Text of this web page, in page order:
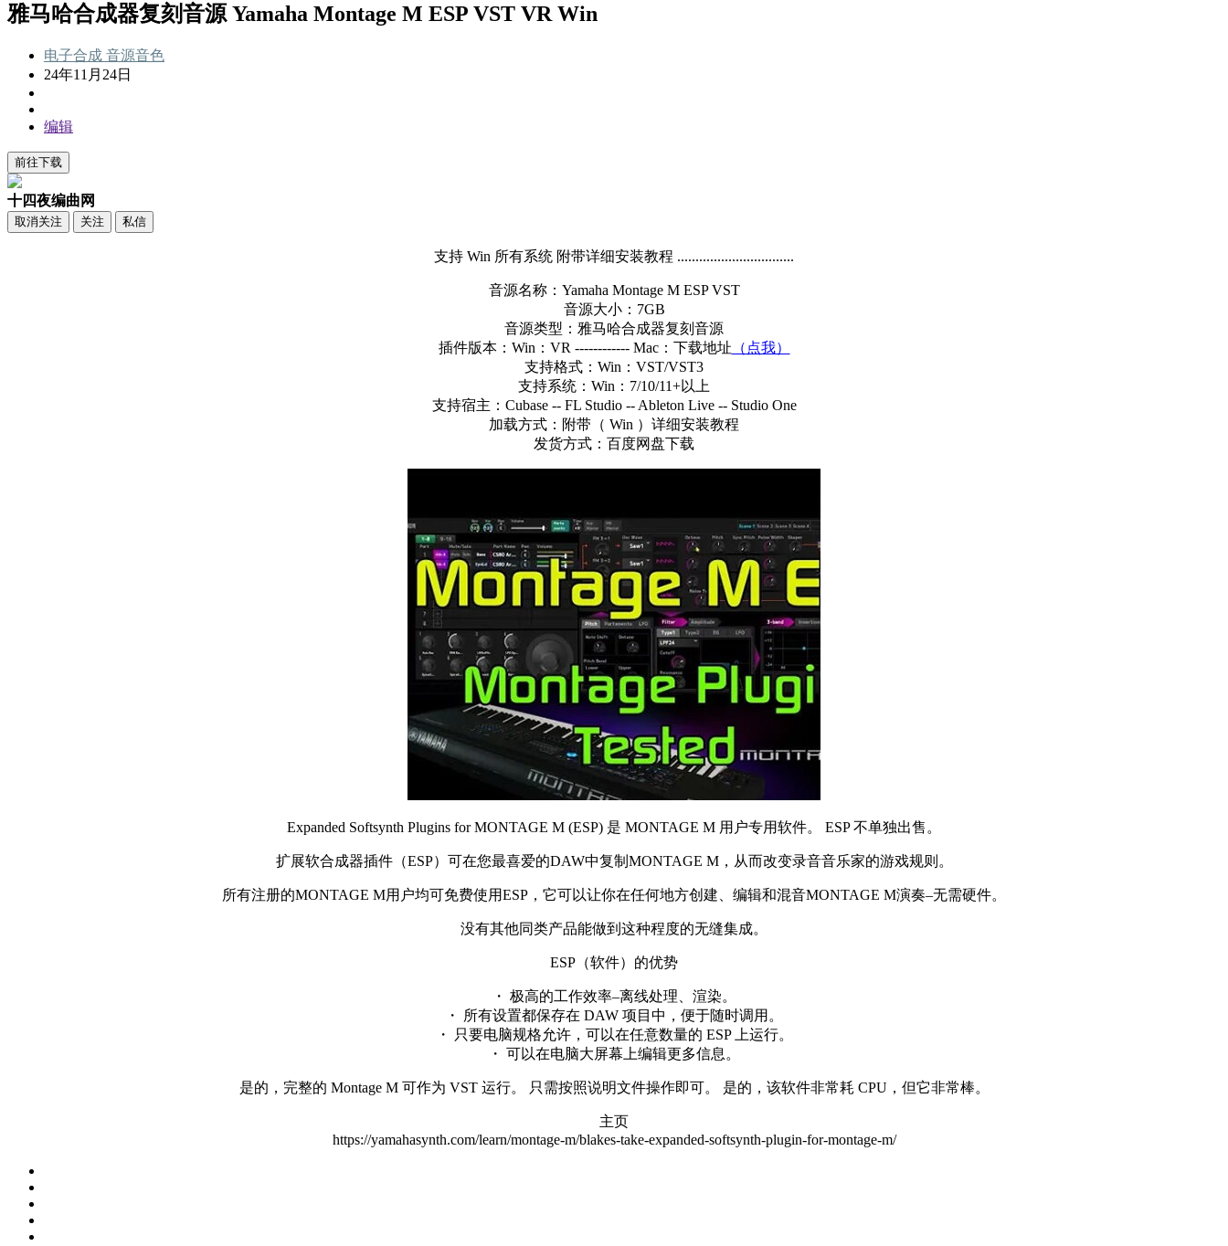
雅马哈合成器复刻音源 Yamaha Montage M ESP VST VR Win
电子合成 音源音色
24年11月24日
编辑
前往下载
十四夜编曲网
取消关注 关注 私信
支持 Win 所有系统 附带详细安装教程 ................................
音源名称：Yamaha Montage M ESP VST
音源大小：7GB
音源类型：雅马哈合成器复刻音源
插件版本：Win：VR ------------ Mac：下载地址 （点我）
支持格式：Win：VST/VST3
支持系统：Win：7/10/11+以上
支持宿主：Cubase -- FL Studio -- Ableton Live -- Studio One
加载方式：附带（ Win ）详细安装教程
发货方式：百度网盘下载
Expanded Softsynth Plugins for MONTAGE M (ESP) 是 MONTAGE M 用户专用软件。 ESP 不单独出售。
扩展软合成器插件（ESP）可在您最喜爱的DAW中复制MONTAGE M，从而改变录音音乐家的游戏规则。
所有注册的MONTAGE M用户均可免费使用ESP，它可以让你在任何地方创建、编辑和混音MONTAGE M演奏–无需硬件。
没有其他同类产品能做到这种程度的无缝集成。
ESP（软件）的优势
・ 极高的工作效率–离线处理、渲染。
・ 所有设置都保存在 DAW 项目中，便于随时调用。
・ 只要电脑规格允许，可以在任意数量的 ESP 上运行。
・ 可以在电脑大屏幕上编辑更多信息。
是的，完整的 Montage M 可作为 VST 运行。 只需按照说明文件操作即可。 是的，该软件非常耗 CPU，但它非常棒。
主页
https://yamahasynth.com/learn/montage-m/blakes-take-expanded-softsynth-plugin-for-montage-m/